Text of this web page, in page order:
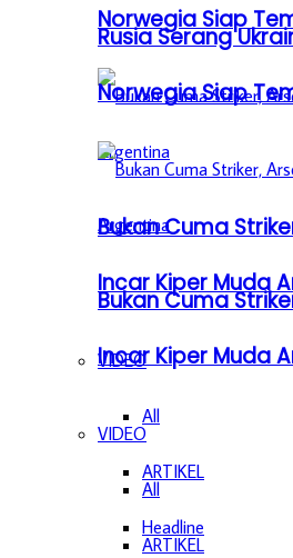
Norwegia Siap
Bukan Cuma
Incar Kiper Muda
VIDEO
All
ARTIKEL
Headline
Rusia Serang
Norwegia Siap
Bukan Cuma
Incar Kiper Muda
VIDEO
All
ARTIKEL